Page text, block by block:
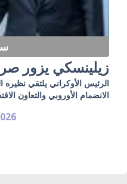
زيلينسكي يزور
الرئيس الأوكراني يلتقي
الانضمام الأوروبي والتعاون